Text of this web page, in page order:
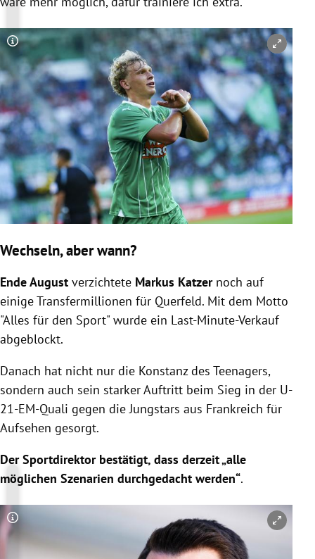
Copyright-Hinweis öffnen/schließen
Wechseln, aber wann?
Ende August verzichtete Markus Katzernoch auf
einige Transfermillionen für Querfeld. Mit dem Motto
"Alles für den Sport" wurde ein Last-Minute-Verkauf
abgeblockt.
Danach hat nicht nur die Konstanz des Teenagers,
sondern auch sein starker Auftritt beim Sieg in der U-
21-EM-Quali gegen die Jungstars aus Frankreich für
Aufsehen gesorgt.
Der Sportdirektor bestätigt, dass derzeit „alle
möglichen Szenarien durchgedacht werden“.
Copyright-Hinweis öffnen/schließen